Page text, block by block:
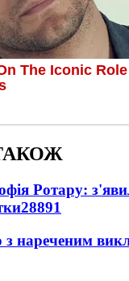
Ротару:
28891
з нареченим